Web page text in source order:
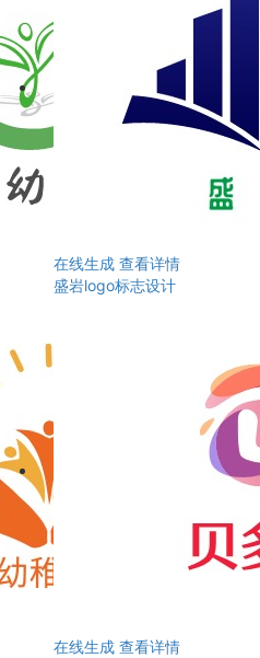
在线生成 查看详情
盛岩logo标志设计
在线生成 查看详情